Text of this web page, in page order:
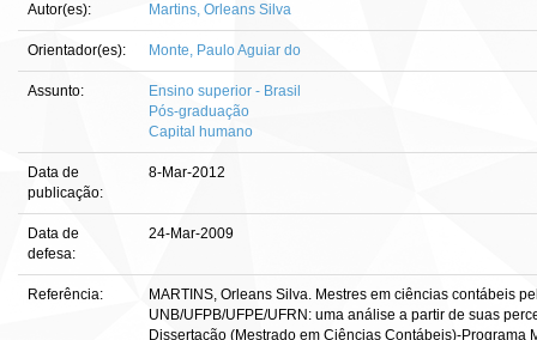
Autor(es): Martins, Orleans Silva
Orientador(es): Monte, Paulo Aguiar do
Assunto:
Ensino superior - Brasil
Pós-graduação
Capital humano
Data de
publicação:
8-Mar-2012
Data de
defesa:
24-Mar-2009
Referência:
MARTINS, Orleans Silva. Mestres em ciências contábeis
UNB/UFPB/UFPE/UFRN: uma análise a partir de suas
Dissertação (Mestrado em Ciências Contábeis)-Programa